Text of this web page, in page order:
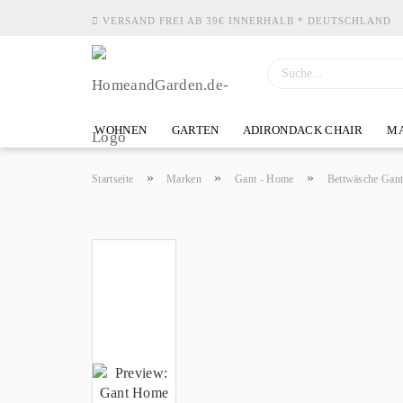
VERSAND FREI AB 39€ INNERHALB * DEUTSCHLAND
WOHNEN GARTEN ADIRONDACK CHAIR
Startseite » Marken » Gant - Home » Bettwäsche